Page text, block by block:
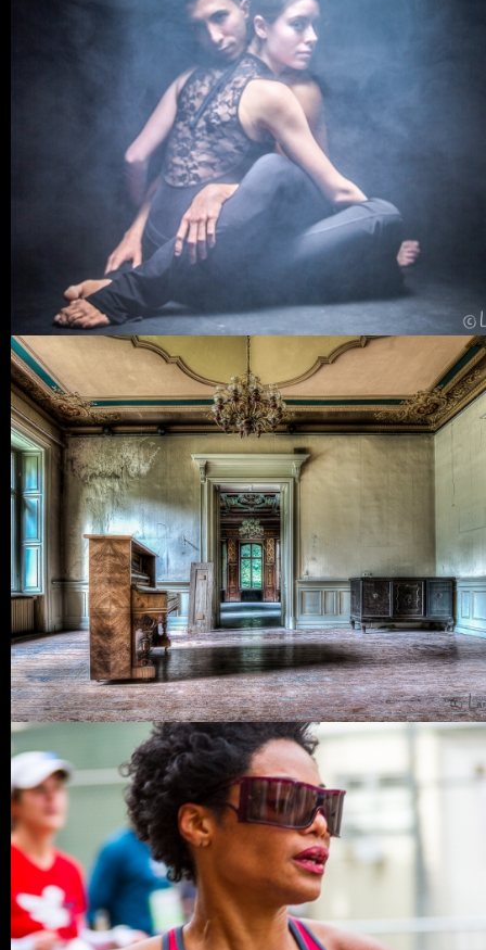
0 COMMENTS
LIKES
6 COMMENTS
53 LIKES